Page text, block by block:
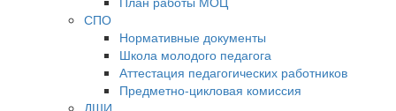
СПО
Нормативные документы
Школа молодого педагога
Аттестация педагогических работников
Предметно-цикловая комиссия
ДШИ